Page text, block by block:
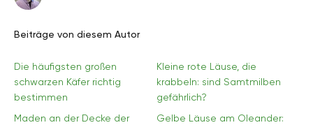
Beiträge von diesem Autor
Die häufigsten großen
schwarzen Käfer richtig
bestimmen
Kleine rote Läuse, die
krabbeln: sind Samtmilben
gefährlich?
Maden an der Decke der
Gelbe Läuse am Oleander: